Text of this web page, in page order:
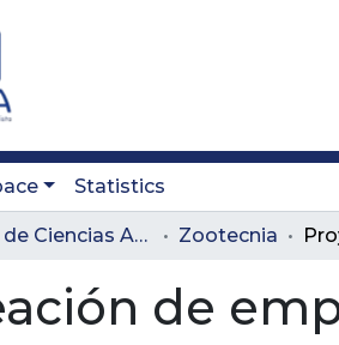
Statistics
Facultad de Ciencias Administrativas y Agropecuarias Zootecnia
de